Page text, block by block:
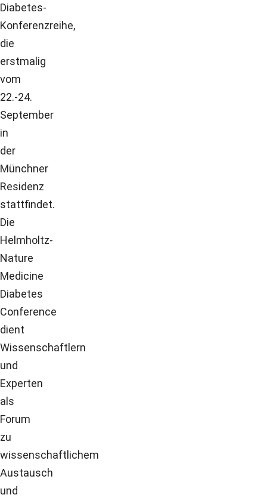
Diabetes-
Konferenzreihe,
die
erstmalig
vom
22.-24.
September
in
der
Münchner
Residenz
stattfindet.
Die
Helmholtz-
Nature
Medicine
Diabetes
Conference
dient
Wissenschaftlern
und
Experten
als
Forum
zu
wissenschaftlichem
Austausch
und